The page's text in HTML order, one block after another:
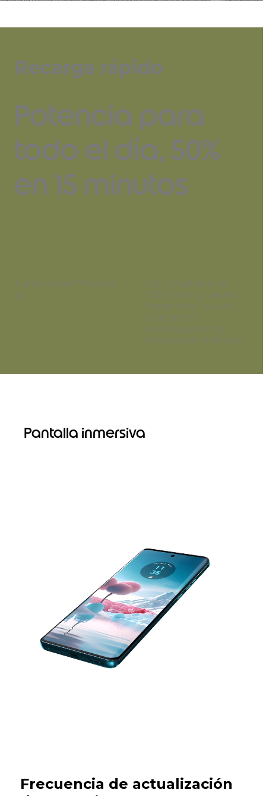
Recarga rápido
Potencia para
todo el día, 50%
en 15 minutos
TurboPower™ de 68
W
Con la batería de
5000 mAh, puedes
hacer todo lo que
quieras sin
preocuparte por
recargar el teléfono.
Pantalla inmersiva
Frecuencia de actualización